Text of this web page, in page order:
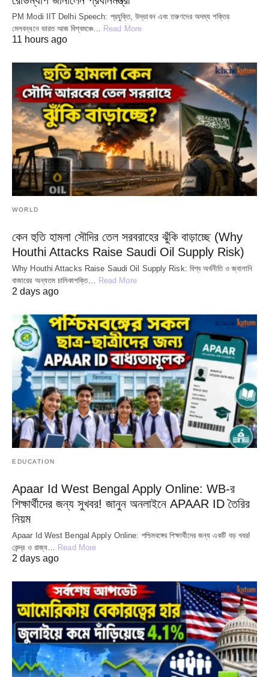
PM Modi IIT Delhi Speech: প্রযুক্তি, উদ্ভাবন এবং তরুণদের অদম্য শক্তির
মেলবন্ধনে ভারত আজ বিশ্বমঞ্চে… Read More
11 hours ago
WORLD
কেন হুতি হামলা সৌদির তেল সরবরাহের ঝুঁকি বাড়াচ্ছে (Why
Houthi Attacks Raise Saudi Oil Supply Risk)
Why Houthi Attacks Raise Saudi Oil Supply Risk: বিশ্ব অর্থনীতি ও জ্বালানি
বাজারের অন্যতম চালিকাশক্তি…
Read More
2 days ago
EDUCATION
Apaar Id West Bengal Apply Online: WB-র
শিক্ষার্থীদের জন্য সুখবর! জানুন অনলাইনে APAAR ID তৈরির
নিয়ম
Apaar Id West Bengal Apply Online: পশ্চিমবঙ্গের শিক্ষার্থীদের জন্য একটি বড় খবর!
কেন্দ্র ও রাজ্য… Read More
2 days ago